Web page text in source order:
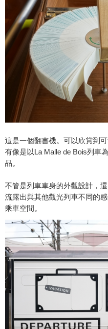
這是一個翻書機。可以欣賞到
有像是以La Malle de Bois列車
品。
不管是列車車身的外觀設計，
流露出與其他觀光列車不同的
乘車空間。